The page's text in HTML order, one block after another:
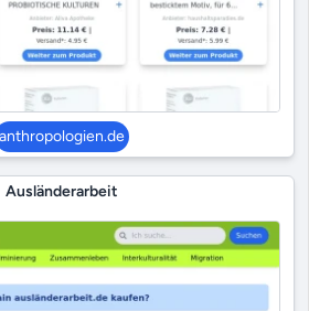
anthropologien.de
Ausländerarbeit